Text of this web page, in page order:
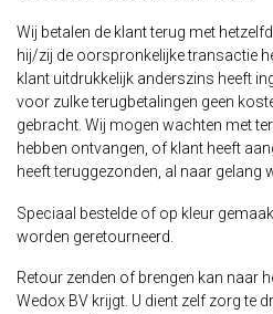
Wij betalen de klant terug met
hij/zij de oorspronkelijke transactie
klant uitdrukkelijk anderszins heeft
voor zulke terugbetalingen geen
gebracht. Wij mogen wachten met
hebben ontvangen, of klant heeft
heeft teruggezonden, al naar gelang
Speciaal bestelde of op kleur
worden geretourneerd.
Retour zenden of brengen kan naar
Wedox BV krijgt. U dient zelf zorg te